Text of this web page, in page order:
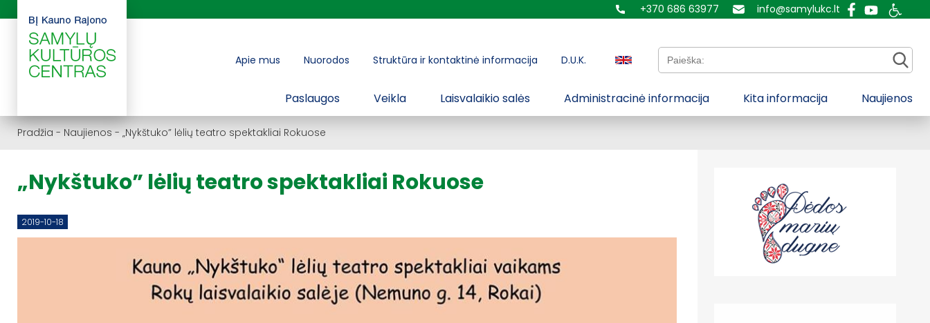
+370 686 63977 info@samylukc.lt
Apie mus Nuorodos Struktūra ir kontaktinė informacija D.U.K. Paieška:
Paslaugos Veikla Laisvalaikio salės Administracinė informacija Kita informacija Naujienos
Pradžia - Naujienos - „Nykštuko” lėlių teatro spektakliai Rokuose
„Nykštuko” lėlių teatro spektakliai Rokuose
2019-10-18